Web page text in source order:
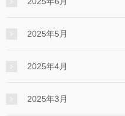
2025年5月
2025年4月
2025年3月